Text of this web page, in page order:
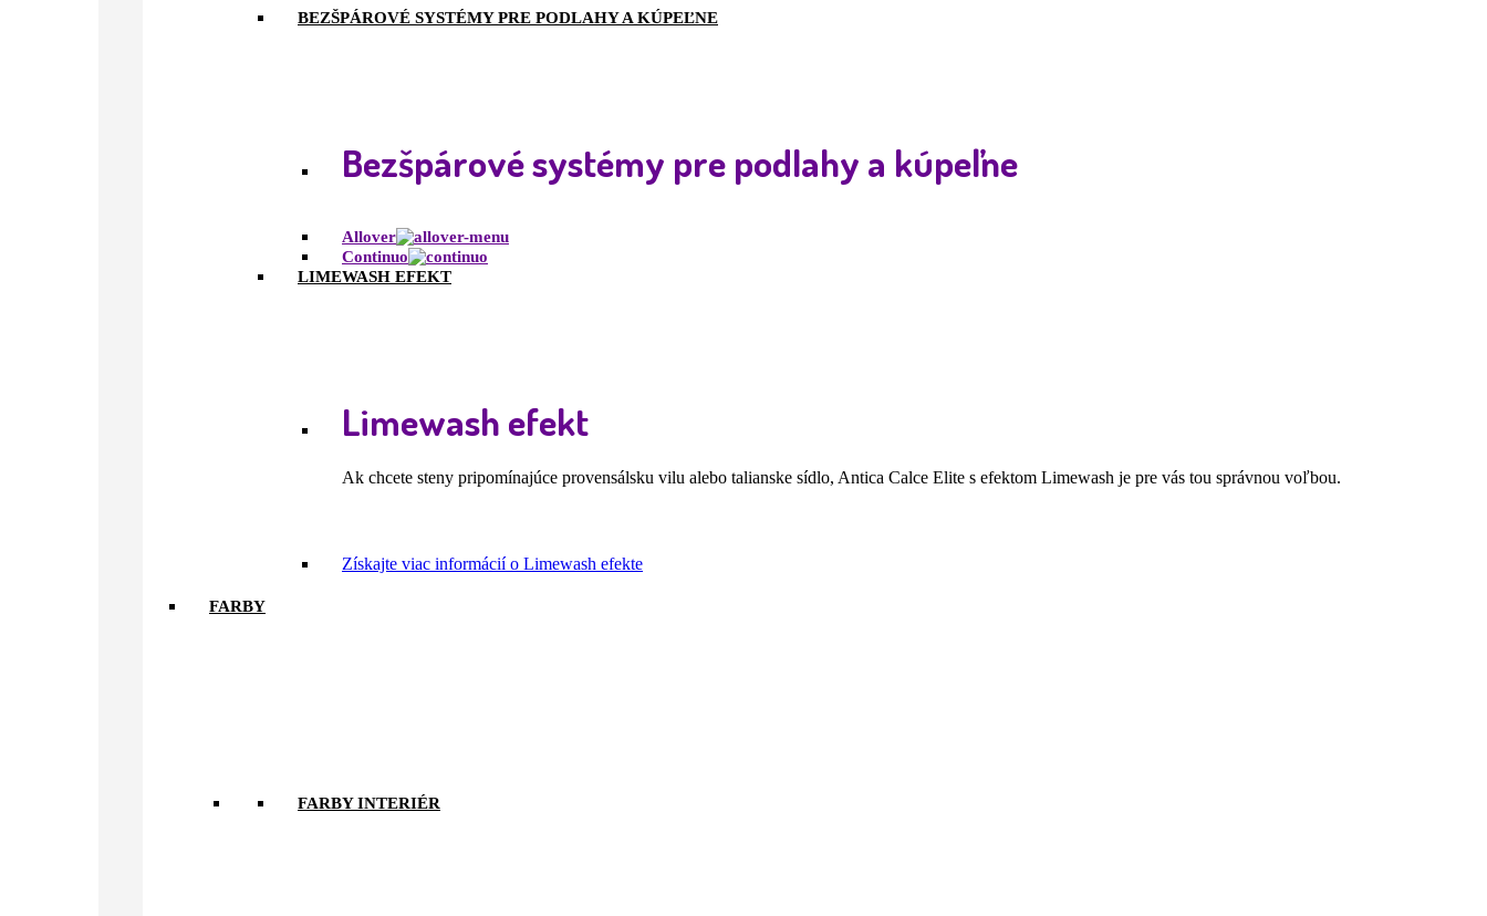
BEZŠPÁROVÉ SYSTÉMY PRE PODLAHY A KÚPEĽNE
Bezšpárové systémy pre podlahy a kúpeľne
Allover
Continuo
LIMEWASH EFEKT
Limewash efekt
Ak chcete steny pripomínajúce provensálsku vilu alebo talianske sídlo, Antica Calce Elite s efektom Limewash je pre vás tou správnou voľbou.
Získajte viac informácií o Limewash efekte
FARBY
FARBY INTERIÉR